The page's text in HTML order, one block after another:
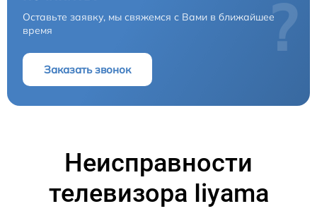
Оставьте заявку, мы свяжемся с Вами в ближайшее
время
Заказать звонок
?
Неисправности
телевизора Iiyama